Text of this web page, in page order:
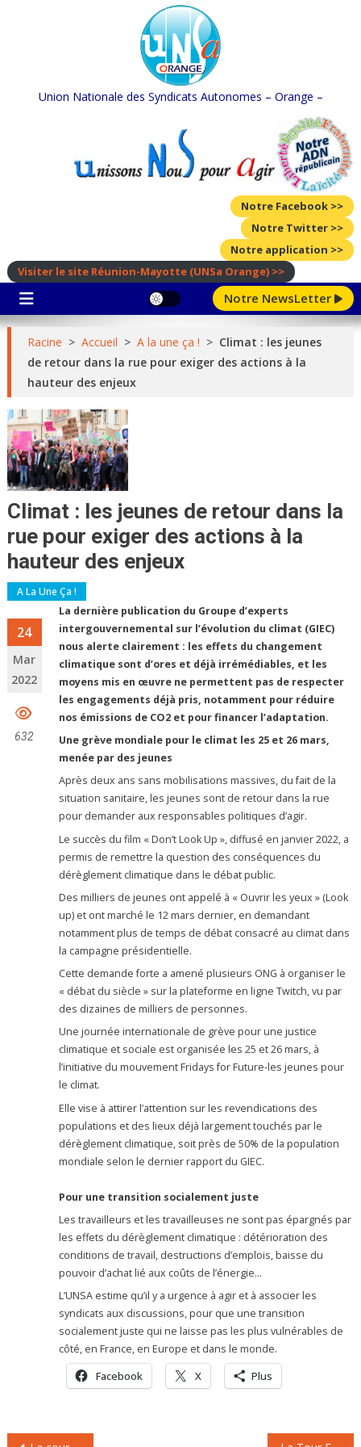
Union Nationale des Syndicats Autonomes – Orange –
Notre Facebook >>
Notre Twitter >>
Notre application >>
Visiter le site Réunion-Mayotte (UNSa Orange) >>
Notre NewsLetter
Racine > Accueil > A la une ça ! > Climat : les jeunes
de retour dans la rue pour exiger des actions à la
hauteur des enjeux
Climat : les jeunes de retour dans la
rue pour exiger des actions à la
hauteur des enjeux
A La Une Ça !
24
Mar
2022
632
La dernière publication du Groupe d’experts
intergouvernemental sur l’évolution du climat (GIEC)
nous alerte clairement : les effets du changement
climatique sont d’ores et déjà irrémédiables, et les
moyens mis en œuvre ne permettent pas de respecter
les engagements déjà pris, notamment pour réduire
nos émissions de CO2 et pour financer l’adaptation.
Une grève mondiale pour le climat les 25 et 26 mars,
menée par des jeunes
Après deux ans sans mobilisations massives, du fait de la
situation sanitaire, les jeunes sont de retour dans la rue
pour demander aux responsables politiques d’agir.
Le succès du film « Don’t Look Up », diffusé en janvier 2022, a
permis de remettre la question des conséquences du
dérèglement climatique dans le débat public.
Des milliers de jeunes ont appelé à « Ouvrir les yeux » (Look
up) et ont marché le 12 mars dernier, en demandant
notamment plus de temps de débat consacré au climat dans
la campagne présidentielle.
Cette demande forte a amené plusieurs ONG à organiser le
« débat du siècle » sur la plateforme en ligne Twitch, vu par
des dizaines de milliers de personnes.
Une journée internationale de grève pour une justice
climatique et sociale est organisée les 25 et 26 mars, à
l’initiative du mouvement Fridays for Future-les jeunes pour
le climat.
Elle vise à attirer l’attention sur les revendications des
populations et des lieux déjà largement touchés par le
dérèglement climatique, soit près de 50% de la population
mondiale selon le dernier rapport du GIEC.
Pour une transition socialement juste
Les travailleurs et les travailleuses ne sont pas épargnés par
les effets du dérèglement climatique : détérioration des
conditions de travail, destructions d’emplois, baisse du
pouvoir d’achat lié aux coûts de l’énergie…
L’UNSA estime qu’il y a urgence à agir et à associer les
syndicats aux discussions, pour que une transition
socialement juste qui ne laisse pas les plus vulnérables de
côté, en France, en Europe et dans le monde.
Facebook X Plus
Navigation